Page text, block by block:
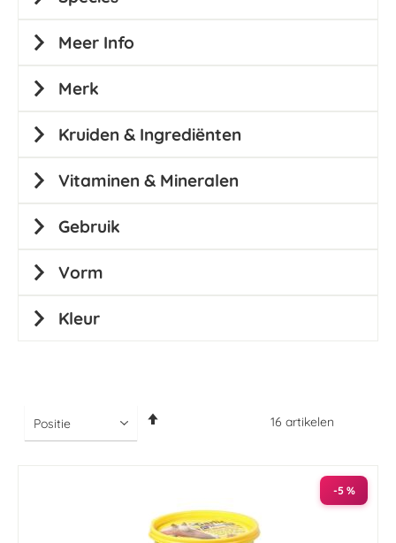
16 artikelen
-5 %
Meer Info
Merk
Kruiden & Ingrediënten
Vitaminen & Mineralen
Gebruik
Vorm
Kleur